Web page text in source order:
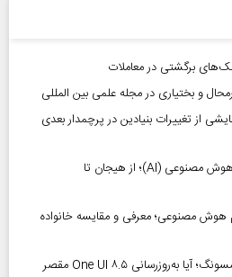
برگشتی در معاملات
و بختیاری در مجله علمی بین المللی
پیش‌نمایشی از تغییرات بنیادین در پرچمدار بعدی
رشد خیره‌کننده بازار توکن‌های هوش مصنوعی (AI)؛ از هیجان تا
هوش مصنوعی؛ معرفی و مقایسه خانواده
بحران باتری در گوشی‌های سامسونگ؛ آیا به‌روزرسانی One UI ۸.۵ مقصر